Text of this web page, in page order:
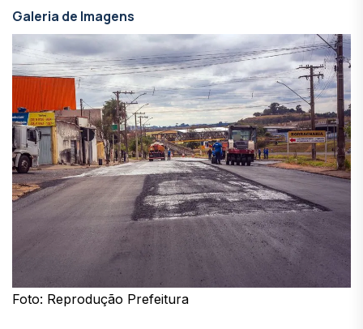
Galeria de Imagens
Foto: Reprodução Prefeitura